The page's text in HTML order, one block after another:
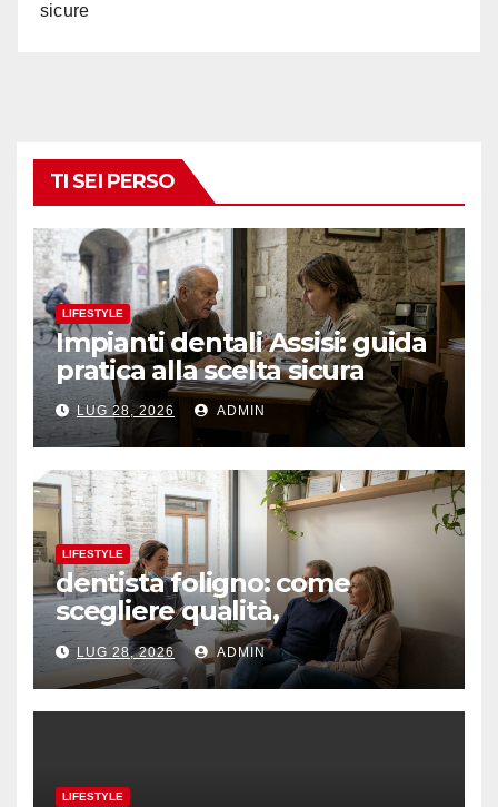
sicure
TI SEI PERSO
LIFESTYLE
Impianti dentali Assisi: guida
pratica alla scelta sicura
LUG 28, 2026 ADMIN
LIFESTYLE
dentista foligno: come
scegliere qualità,
prevenzione e fiducia
LUG 28, 2026 ADMIN
LIFESTYLE